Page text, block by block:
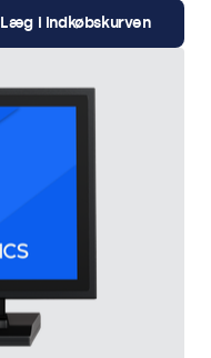
Læg i indkøbskurven